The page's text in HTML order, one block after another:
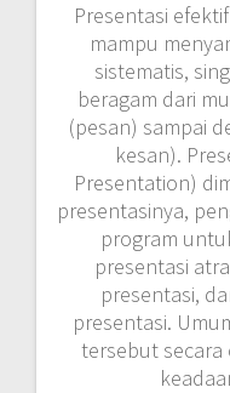
Presentasi
mampu
sistematis,
beragam dari
(pesan) sampai
kesan).
Presentation)
presentasinya,
program
presentasi
presentasi,
presentasi.
tersebut